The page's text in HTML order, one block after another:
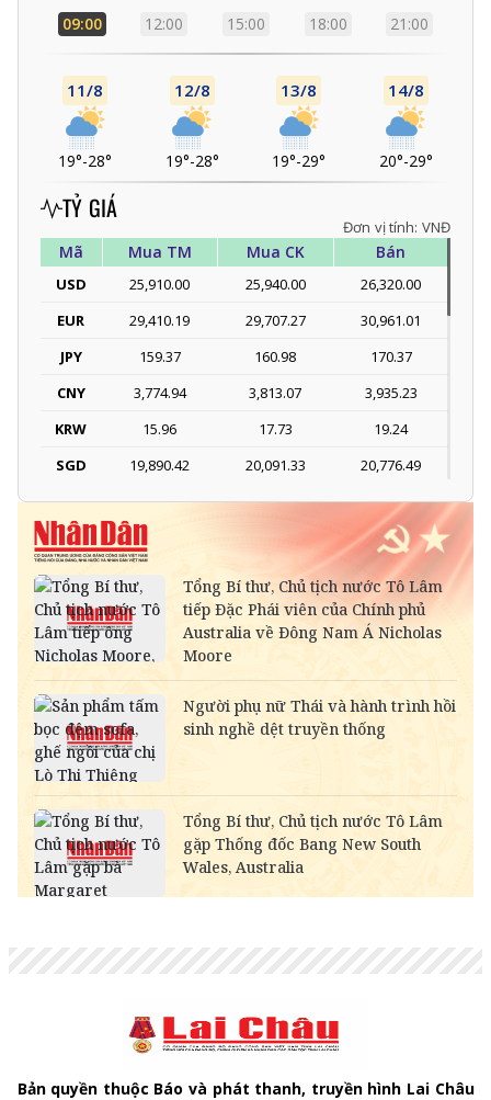
09:00 12:00 15:00 18:00 21:00
11/8
19°-28°
12/8
19°-28°
13/8
19°-29°
14/8
20°-29°
TỶ GIÁ
Đơn vị tính: VNĐ
Mã Mua TM Mua CK Bán
USD 25,910.00 25,940.00
26,320.00
EUR
29,410.19 29,707.27
30,961.01
JPY
159.37 160.98
170.37
CNY
3,774.94 3,813.07
3,935.23
KRW
15.96 17.73
19.24
SGD
19,890.42 20,091.33
20,776.49
DKK
- 3,963.70
4,115.31
THB
808.11
SEK
2,696.72
2,811.09
SAR
- 6,919.72
7,217.59
RUB
NOK
- 2,695.21
2,809.52
MYR
6,326.84
6,464.55
KWD
CAD
18,247.99 18,432.31
19,022.80
CHF
31,483.37 31,801.38
32,820.15
INR
272.90
HKD
3,236.69 3,269.39
3,394.43
Bản quyền thuộc Báo và phát thanh, truyền hình Lai Châu